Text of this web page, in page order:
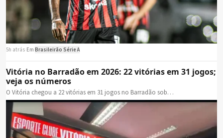
5h atrás Em Brasileirão Série A
Vitória no Barradão em 2026: 22 vitórias em 31 jogos;
veja os números
O Vitória chegou a 22 vitórias em 31 jogos no Barradão sob…